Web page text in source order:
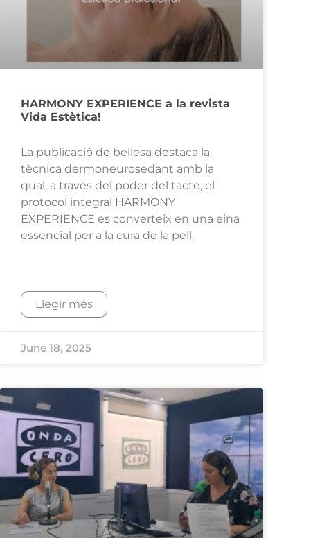
HARMONY EXPERIENCE a la revista
Vida Estètica!
La publicació de bellesa destaca la
tècnica dermoneurosedant amb la
qual, a través del poder del tacte, el
protocol integral HARMONY
EXPERIENCE es converteix en una eina
essencial per a la cura de la pell.
Llegir més
June 18, 2025